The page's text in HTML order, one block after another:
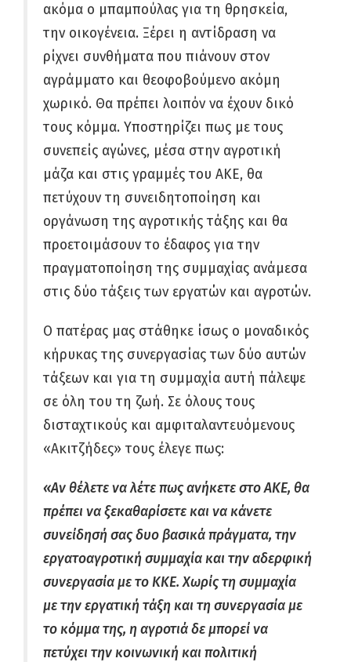
ακόμα ο μπαμπούλας για τη θρησκεία,
την οικογένεια. Ξέρει η αντίδραση να
ρίχνει συνθήματα που πιάνουν στον
αγράμματο και θεοφοβούμενο ακόμη
χωρικό. Θα πρέπει λοιπόν να έχουν δικό
τους κόμμα. Υποστηρίζει πως με τους
συνεπείς αγώνες, μέσα στην αγροτική
μάζα και στις γραμμές του ΑΚΕ, θα
πετύχουν τη συνειδητοποίηση και
οργάνωση της αγροτικής τάξης και θα
προετοιμάσουν το έδαφος για την
πραγματοποίηση της συμμαχίας ανάμεσα
στις δύο τάξεις των εργατών και αγροτών.
Ο πατέρας μας στάθηκε ίσως ο μοναδικός
κήρυκας της συνεργασίας των δύο αυτών
τάξεων και για τη συμμαχία αυτή πάλεψε
σε όλη του τη ζωή. Σε όλους τους
δισταχτικούς και αμφιταλαντευόμενους
«Ακιτζήδες» τους έλεγε πως:
«Αν θέλετε να λέτε πως ανήκετε στο ΑΚΕ, θα
πρέπει να ξεκαθαρίσετε και να κάνετε
συνείδησή σας δυο βασικά πράγματα, την
εργατοαγροτική συμμαχία και την αδερφική
συνεργασία με το ΚΚΕ. Χωρίς τη συμμαχία
με την εργατική τάξη και τη συνεργασία με
το κόμμα της, η αγροτιά δε μπορεί να
πετύχει την κοινωνική και πολιτική